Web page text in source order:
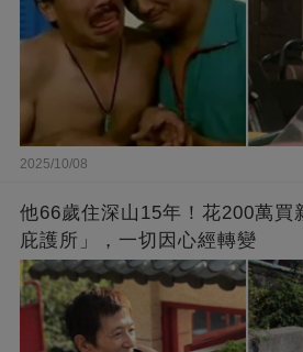
2025/10/08
他66歲住深山15年！花200萬買
庇護所」，一切因心經轉變